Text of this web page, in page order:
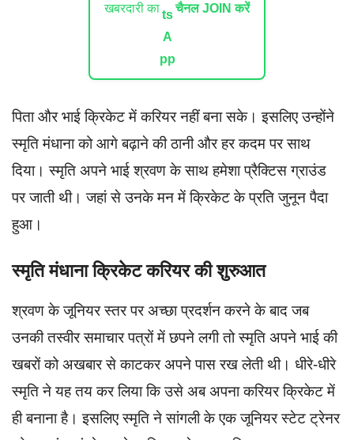
खबरदारी का चैनल JOIN करें
पिता और भाई क्रिकेट में करियर नहीं बना सके। इसलिए उन्होंने
स्मृति मंधाना को आगे बढ़ाने की ठानी और हर कदम पर साथ
दिया। स्मृति अपने भाई श्रवण के साथ हमेशा प्रैक्टिस ग्राउंड
पर जाती थी। जहां से उनके मन में क्रिकेट के प्रति जुनून पैदा
हुआ।
स्मृति मंधाना क्रिकेट करियर की शुरुआत
श्रवण के जूनियर स्तर पर अच्छा प्रदर्शन करने के बाद जब
उनकी तस्वीर समाचार पत्रों में छपने लगी तो स्मृति अपने भाई की
खबरों को अखबार से काटकर अपने पास रख लेती थी। धीरे-धीरे
स्मृति ने यह तय कर लिया कि उसे अब अपना करियर क्रिकेट में
ही बनाना है। इसलिए स्मृति ने सांगली के एक जूनियर स्टेट ट्रेनर